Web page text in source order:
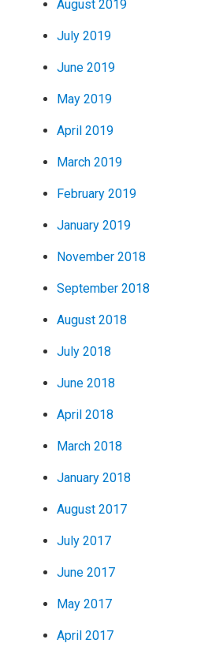
August 2019
July 2019
June 2019
May 2019
April 2019
March 2019
February 2019
January 2019
November 2018
September 2018
August 2018
July 2018
June 2018
April 2018
March 2018
January 2018
August 2017
July 2017
June 2017
May 2017
April 2017